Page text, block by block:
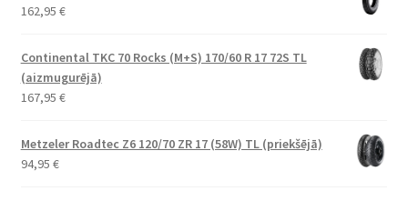
162,95 €
Continental TKC 70 Rocks (M+S) 170/60 R 17 72S TL
(aizmugurējā)
167,95 €
Metzeler Roadtec Z6 120/70 ZR 17 (58W) TL (priekšējā)
94,95 €